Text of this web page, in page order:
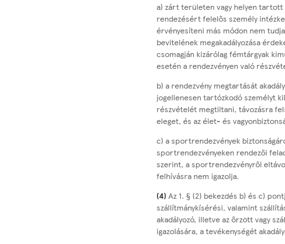
a) zárt területen vagy helyen
rendezésért felelős személy
érvényesíteni más módon nem
bevitelének megakadályozása
csomagján kizárólag fémtárgyak
esetén a rendezvényen való
b) a rendezvény megtartását
jogellenesen tartózkodó személyt
részvételét megtiltani, távozásra
eleget, és az élet- és
c) a sportrendezvények
sportrendezvényeken rendezői
szerint, a sportrendezvényről
felhívásra nem igazolja.
(4) Az 1. § (2) bekezdés b) és c)
szállítmánykísérési, valamint
akadályozó, illetve az őrzött vagy
igazolására, a tevékenységét